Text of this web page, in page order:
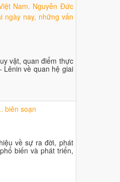
Nam. Nguyễn Đức
ngày nay, những vấn
vật, quan điểm thực
Lênin về quan hệ giai
biên soạn
về sự ra đời, phát
biến và phát triển,